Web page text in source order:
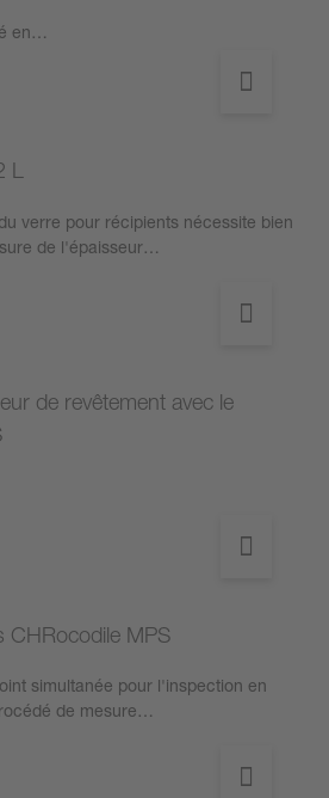
en…
L
verre pour récipients nécessite bien
de l'épaisseur…
de revêtement avec le
CHRocodile MPS
simultanée pour l'inspection en
de mesure…